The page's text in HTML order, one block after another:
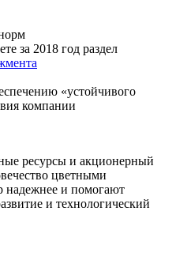
за 2018 год раздел
«устойчивого
компании
ресурсы и акционерный
цветными
надежнее и помогают
и технологический